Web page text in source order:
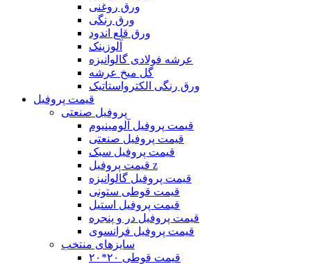
ورق روغنی
ورق رنگی
ورق قلع اندود
آلوزینک
عرشه فولادی گالوانیزه
گل میخ عرشه
ورق رنگی الکترواستاتیک
قیمت پروفیل
پروفیل صنعتی
قیمت پروفیل آلومینیوم
قیمت پروفیل صنعتی
قیمت پروفیل سبک
قیمت پروفیل z
قیمت پروفیل گالوانیزه
قیمت قوطی ستونی
قیمت پروفیل استیل
قیمت پروفیل در و پنجره
قیمت پروفیل فرانسوی
سایزهای منتخب
قیمت قوطی ۲٠*۲٠